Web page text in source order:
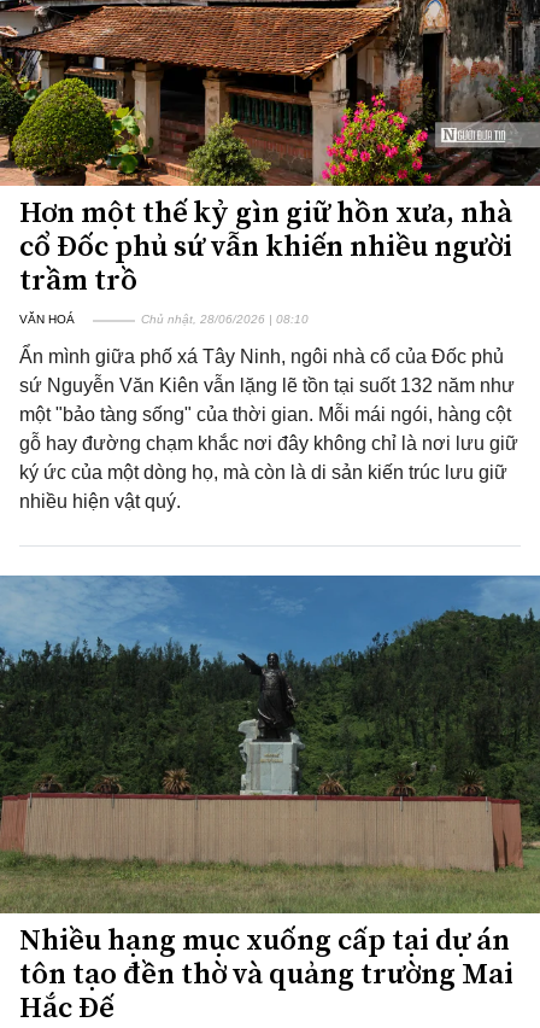
Hơn một thế kỷ gìn giữ hồn xưa, nhà
cổ Đốc phủ sứ vẫn khiến nhiều người
trầm trồ
VĂN HOÁ Chủ nhật, 28/06/2026 | 08:10
Ẩn mình giữa phố xá Tây Ninh, ngôi nhà cổ của Đốc phủ
sứ Nguyễn Văn Kiên vẫn lặng lẽ tồn tại suốt 132 năm như
một "bảo tàng sống" của thời gian. Mỗi mái ngói, hàng cột
gỗ hay đường chạm khắc nơi đây không chỉ là nơi lưu giữ
ký ức của một dòng họ, mà còn là di sản kiến trúc lưu giữ
nhiều hiện vật quý.
Nhiều hạng mục xuống cấp tại dự án
tôn tạo đền thờ và quảng trường Mai
Hắc Đế